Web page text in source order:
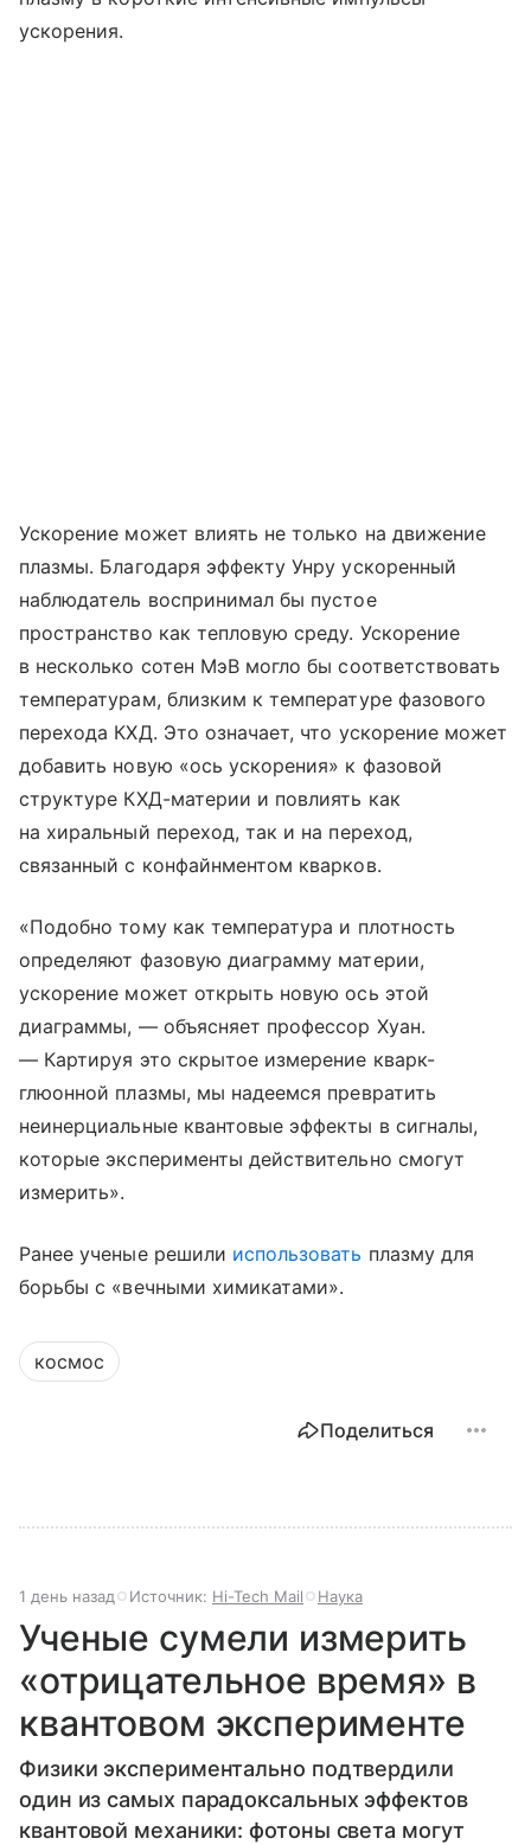
ускорения.
Ускорение может влиять не только на движение
плазмы. Благодаря эффекту Унру ускоренный
наблюдатель воспринимал бы пустое
пространство как тепловую среду. Ускорение
в несколько сотен МэВ могло бы соответствовать
температурам, близким к температуре фазового
перехода КХД. Это означает, что ускорение может
добавить новую «ось ускорения» к фазовой
структуре КХД-материи и повлиять как
на хиральный переход, так и на переход,
связанный с конфайнментом кварков.
«Подобно тому как температура и плотность
определяют фазовую диаграмму материи,
ускорение может открыть новую ось этой
диаграммы, — объясняет профессор Хуан.
— Картируя это скрытое измерение кварк-
глюонной плазмы, мы надеемся превратить
неинерциальные квантовые эффекты в сигналы,
которые эксперименты действительно смогут
измерить».
Ранее ученые решили использовать плазму для
борьбы с «вечными химикатами».
космос
Поделиться
1 день назад Источник: Hi-Tech Mail Наука
Ученые сумели измерить
«отрицательное время» в
квантовом эксперименте
Физики экспериментально подтвердили
один из самых парадоксальных эффектов
квантовой механики: фотоны света могут